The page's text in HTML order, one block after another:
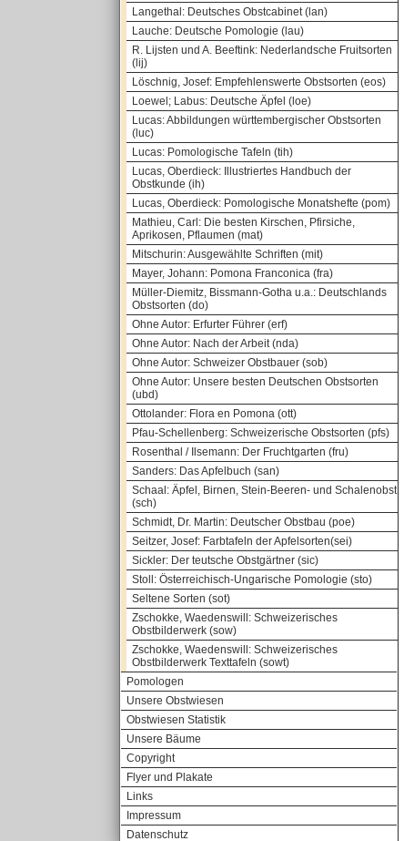
Langethal: Deutsches Obstcabinet (lan)
Lauche: Deutsche Pomologie (lau)
R. Lijsten und A. Beeftink: Nederlandsche Fruitsorten
(lij)
Löschnig, Josef: Empfehlenswerte Obstsorten (eos)
Loewel; Labus: Deutsche Äpfel (loe)
Lucas: Abbildungen württembergischer Obstsorten
(luc)
Lucas: Pomologische Tafeln (tih)
Lucas, Oberdieck: Illustriertes Handbuch der
Obstkunde (ih)
Lucas, Oberdieck: Pomologische Monatshefte (pom)
Mathieu, Carl: Die besten Kirschen, Pfirsiche,
Aprikosen, Pflaumen (mat)
Mitschurin: Ausgewählte Schriften (mit)
Mayer, Johann: Pomona Franconica (fra)
Müller-Diemitz, Bissmann-Gotha u.a.: Deutschlands
Obstsorten (do)
Ohne Autor: Erfurter Führer (erf)
Ohne Autor: Nach der Arbeit (nda)
Ohne Autor: Schweizer Obstbauer (sob)
Ohne Autor: Unsere besten Deutschen Obstsorten
(ubd)
Ottolander: Flora en Pomona (ott)
Pfau-Schellenberg: Schweizerische Obstsorten (pfs)
Rosenthal / Ilsemann: Der Fruchtgarten (fru)
Sanders: Das Apfelbuch (san)
Schaal: Äpfel, Birnen, Stein-Beeren- und Schalenobst
(sch)
Schmidt, Dr. Martin: Deutscher Obstbau (poe)
Seitzer, Josef: Farbtafeln der Apfelsorten(sei)
Sickler: Der teutsche Obstgärtner (sic)
Stoll: Österreichisch-Ungarische Pomologie (sto)
Seltene Sorten (sot)
Zschokke, Waedenswill: Schweizerisches
Obstbilderwerk (sow)
Zschokke, Waedenswill: Schweizerisches
Obstbilderwerk Texttafeln (sowt)
Pomologen
Unsere Obstwiesen
Obstwiesen Statistik
Unsere Bäume
Copyright
Flyer und Plakate
Links
Impressum
Datenschutz